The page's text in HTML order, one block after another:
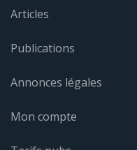
Articles
Publications
Annonces légales
Mon compte